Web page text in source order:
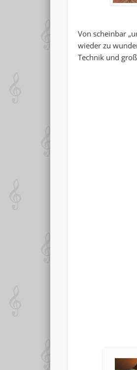
Von scheinbar
wieder zu
Technik und